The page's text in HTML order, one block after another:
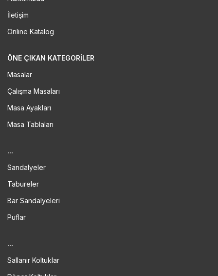
İletişim
Online Katalog
ÖNE ÇIKAN KATEGORILER
Masalar
Çalışma Masaları
Masa Ayakları
Masa Tablaları
...
Sandalyeler
Tabureler
Bar Sandalyeleri
Puflar
...
Sallanır Koltuklar